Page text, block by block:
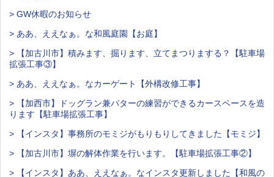
> GW休暇のお知らせ
> ああ、ええなぁ。な和風庭園【お庭】
> 【加古川市】積みます、掘ります、立てまつりまする？【駐車場
拡張工事③】
> ああ、ええなぁ。なカーゲート【外構改修工事】
> 【加西市】ドッグラン兼パターの練習ができるカースペースを造
ります【駐車場拡張工事】
> 【インスタ】事務所のモミジがもりもりしてきました【モミジ】
> 【加古川市】塀の解体作業を行います。【駐車場拡張工事②】
> 【インスタ】ああ、ええなぁ。なインスタ更新しました【和風の